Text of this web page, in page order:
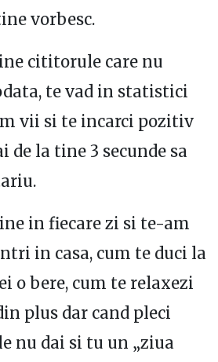
vorbesc.
cititorule care nu
te vad in statistici
vii si te incarci pozitiv
de la tine 3 secunde sa
in fiecare zi si te-am
in casa, cum te duci la
o bere, cum te relaxezi
plus dar cand pleci
nu dai si tu un „ziua